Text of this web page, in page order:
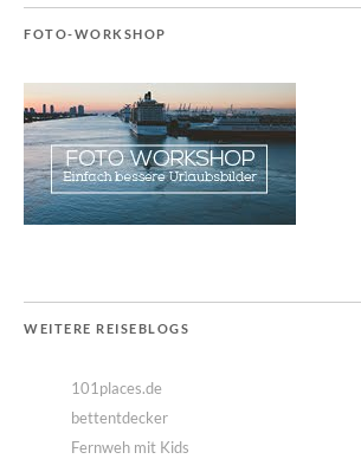
FOTO-WORKSHOP
WEITERE REISEBLOGS
101places.de
bettentdecker
Fernweh mit Kids